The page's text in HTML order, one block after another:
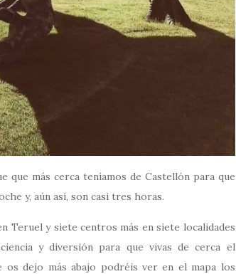
más cerca teníamos de Castellón para que
y, aún así, son casi tres horas.
Teruel y siete centros más en siete localidades
y diversión para que vivas de cerca el
os dejo más abajo podréis ver en el mapa los